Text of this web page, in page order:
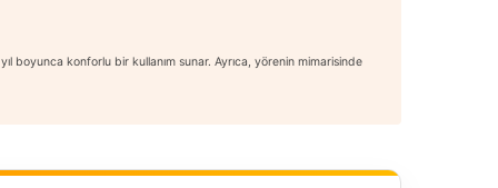
boyunca konforlu bir kullanım sunar. Ayrıca, yörenin mimarisinde